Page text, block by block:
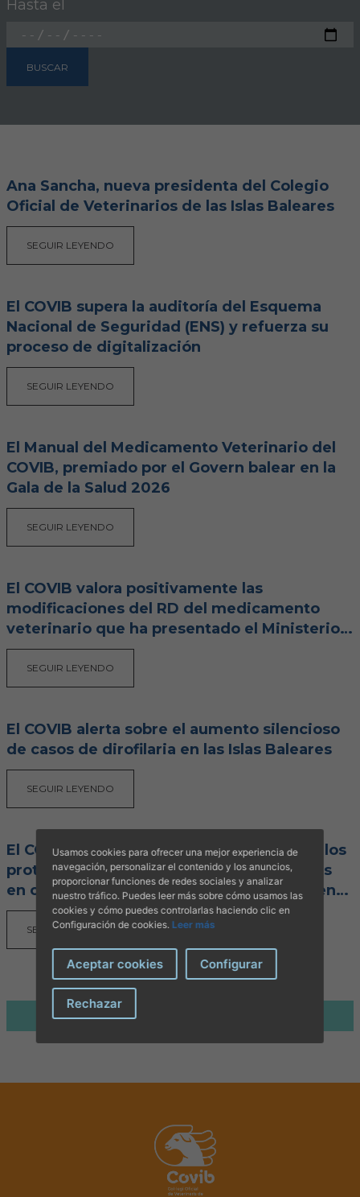
FORMACIÓN
ACTUALIDAD
Noticias
Notas de prensa
IDENTIFICACIÓN ANIMAL
INFORMACIÓN A LA CIUDADANÍA
Centros veterinarios
Guía Responsable
Salud animal y salud pública
Hasta el
BUSCAR
Ana Sancha, nueva presidenta del Colegio
Oficial de Veterinarios de las Islas Baleares
SEGUIR LEYENDO
El COVIB supera la auditoría del Esquema
Nacional de Seguridad (ENS) y refuerza su
proceso de digitalización
SEGUIR LEYENDO
El Manual del Medicamento Veterinario del
COVIB, premiado por el Govern balear en la
Gala de la Salud 2026
SEGUIR LEYENDO
El COVIB valora positivamente las
modificaciones del RD del medicamento
veterinario que ha presentado el Ministerio,
pero reclama más cambios
SEGUIR LEYENDO
El COVIB alerta sobre el aumento silencioso
de casos de dirofilaria en las Islas Baleares
SEGUIR LEYENDO
El COVIB informa a los veterinarios sobre los
protocolos a seguir ante el West Nile Virus
en caballos después del caso detectado en
Menorca y transmite calma a la ciudadanía
SEGUIR LEYENDO
1
Usamos cookies para ofrecer una mejor experiencia de
navegación, personalizar el contenido y los anuncios,
proporcionar funciones de redes sociales y analizar
nuestro tráfico. Puedes leer más sobre cómo usamos las
cookies y cómo puedes controlarlas haciendo clic en
Configuración de cookies. Leer más
Aceptar cookies Configurar
Rechazar